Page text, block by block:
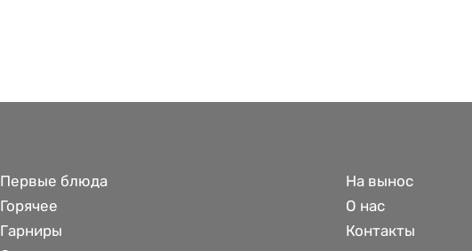
Первые блюда
Горячее
Гарниры
На вынос
О нас
Контакты